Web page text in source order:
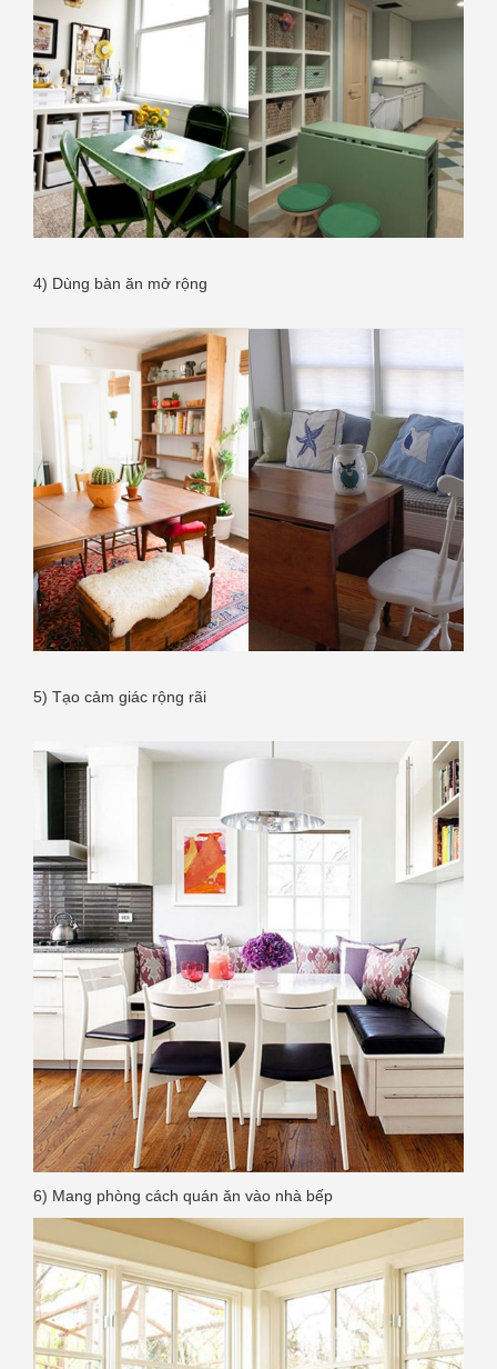
4) Dùng bàn ăn mở rộng
5) Tạo cảm giác rộng rãi
6) Mang phòng cách quán ăn vào nhà bếp